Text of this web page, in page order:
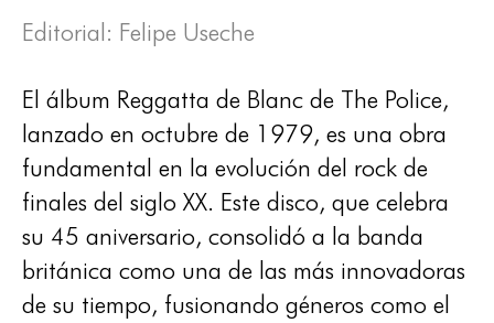
Editorial: Felipe Useche
El álbum Reggatta de Blanc de The Police,
lanzado en octubre de 1979, es una obra
fundamental en la evolución del rock de
finales del siglo XX. Este disco, que celebra
su 45 aniversario, consolidó a la banda
británica como una de las más innovadoras
de su tiempo, fusionando géneros como el